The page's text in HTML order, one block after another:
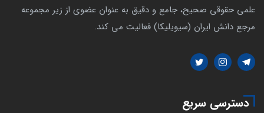
علمی حقوقی صحیح، جامع و دقیق به عنوان عضوی از زیر مجموعه
مرجع دانش ایران (سیویلیکا) فعالیت می کند.
دسترسی سریع